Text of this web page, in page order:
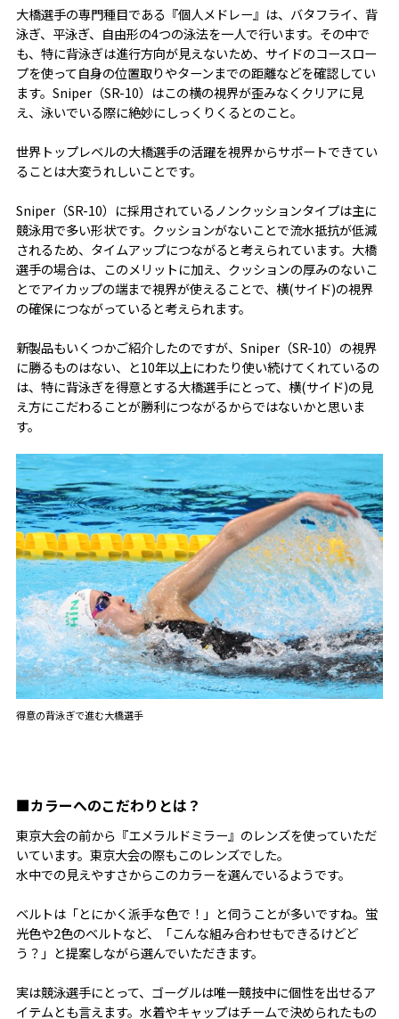
得意の背泳ぎで進む大橋選手
大橋選手の専門種目である『個人メドレー』は、バタフライ、背
泳ぎ、平泳ぎ、自由形の4つの泳法を一人で行います。その中で
も、特に背泳ぎは進行方向が見えないため、サイドのコースロー
プを使って自身の位置取りやターンまでの距離などを確認してい
ます。Sniper（SR-10）はこの横の視界が歪みなくクリアに見
え、泳いでいる際に絶妙にしっくりくるとのこと。
世界トップレベルの大橋選手の活躍を視界からサポートできてい
ることは大変うれしいことです。
Sniper（SR-10）に採用されているノンクッションタイプは主に
競泳用で多い形状です。クッションがないことで流水抵抗が低減
されるため、タイムアップにつながると考えられています。大橋
選手の場合は、このメリットに加え、クッションの厚みのないこ
とでアイカップの端まで視界が使えることで、横(サイド)の視界
の確保につながっていると考えられます。
新製品もいくつかご紹介したのですが、Sniper（SR-10）の視界
に勝るものはない、と10年以上にわたり使い続けてくれているの
は、特に背泳ぎを得意とする大橋選手にとって、横(サイド)の見
え方にこだわることが勝利につながるからではないかと思いま
す。
■カラーへのこだわりとは？
東京大会の前から『エメラルドミラー』のレンズを使っていただ
いています。東京大会の際もこのレンズでした。
水中での見えやすさからこのカラーを選んでいるようです。
ベルトは「とにかく派手な色で！」と伺うことが多いですね。蛍
光色や2色のベルトなど、「こんな組み合わせもできるけどど
う？」と提案しながら選んでいただきます。
実は競泳選手にとって、ゴーグルは唯一競技中に個性を出せるア
イテムとも言えます。水着やキャップはチームで決められたもの